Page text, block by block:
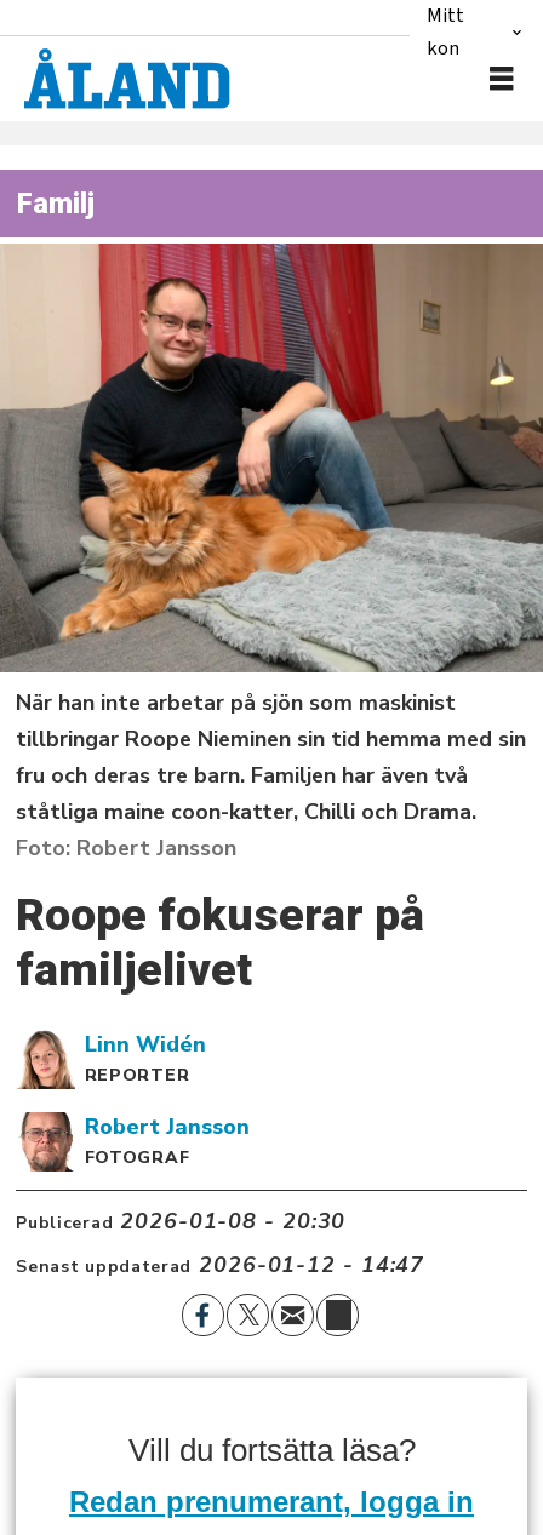
Mitt
konto
Familj
När han inte arbetar på sjön som maskinist
tillbringar Roope Nieminen sin tid hemma med sin
fru och deras tre barn. Familjen har även två
ståtliga maine coon-katter, Chilli och Drama.
Robert Jansson
Roope fokuserar på
familjelivet
Linn Widén
REPORTER
Robert Jansson
FOTOGRAF
Publicerad 2026-01-08 - 20:30
Senast uppdaterad 2026-01-12 - 14:47
Vill du fortsätta läsa?
Redan prenumerant, logga in